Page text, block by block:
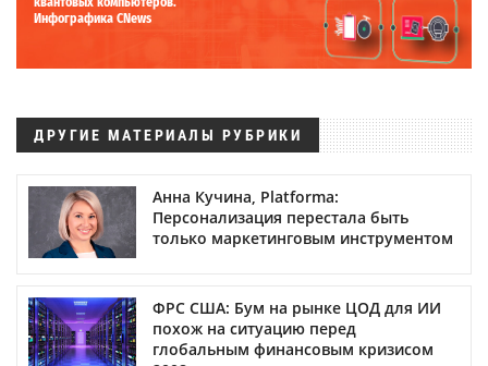
Инфографика CNews
ДРУГИЕ МАТЕРИАЛЫ РУБРИКИ
Анна Кучина, Platforma:
Персонализация перестала быть
только маркетинговым инструментом
ФРС США: Бум на рынке ЦОД для ИИ
похож на ситуацию перед
глобальным финансовым кризисом